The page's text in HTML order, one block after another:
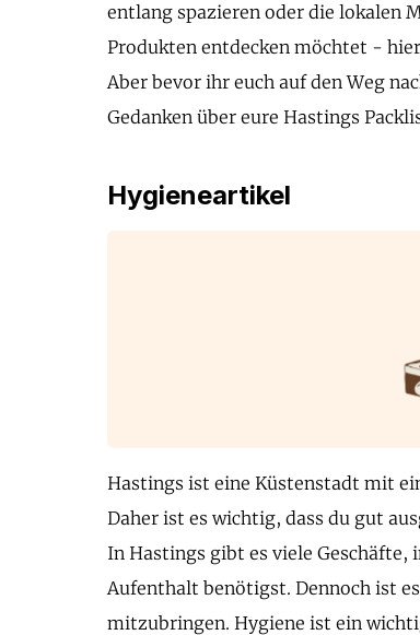
entlang spazieren oder die lokalen
Produkten entdecken möchtet -
Aber bevor ihr euch auf den Weg
Gedanken über eure Hastings
Hygieneartikel
Hastings ist eine Küstenstadt mit
Daher ist es wichtig, dass du gut
In Hastings gibt es viele Geschäfte,
Aufenthalt benötigst. Dennoch ist
mitzubringen. Hygiene ist ein